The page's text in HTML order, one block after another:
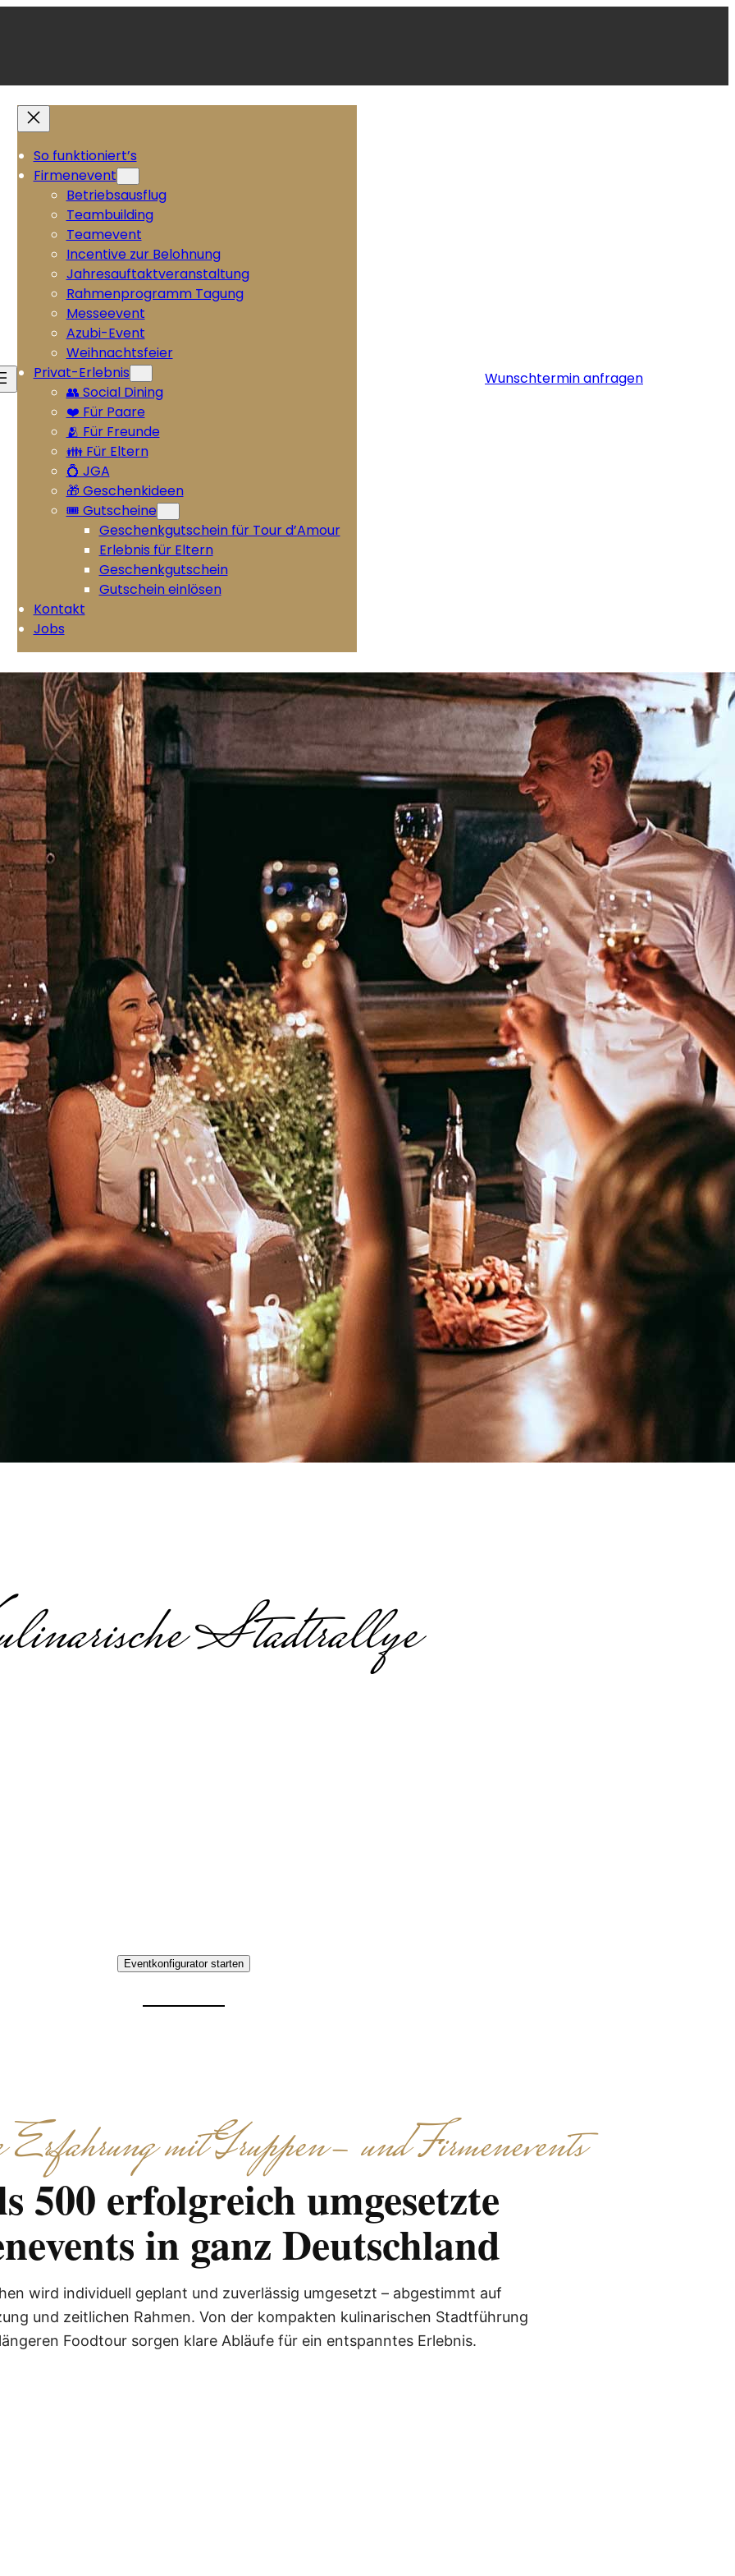
So funktioniert’s
Firmenevent
Betriebsausflug
Teambuilding
Teamevent
Incentive zur Belohnung
Jahresauftaktveranstaltung
Rahmenprogramm Tagung
Messeevent
Azubi-Event
Weihnachtsfeier
Privat-Erlebnis
👥 Social Dining
❤️ Für Paare
🫂 Für Freunde
👪 Für Eltern
💍 JGA
🎁 Geschenkideen
🎟️ Gutscheine
Geschenkgutschein für Tour d’Amour
Erlebnis für Eltern
Geschenkgutschein
Gutschein einlösen
Kontakt
Jobs
Wunschtermin anfragen
Stadtrallye
Eventkonfigurator starten
mit Gruppen- und Firmenevents
500 erfolgreich umgesetzte
in ganz Deutschland
wird individuell geplant und zuverlässig umgesetzt – abgestimmt auf
und zeitlichen Rahmen. Von der kompakten kulinarischen Stadtführung
Foodtour sorgen klare Abläufe für ein entspanntes Erlebnis.